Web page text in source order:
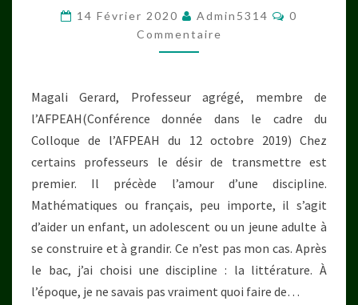
DE
LA
AU
PLAISIR
14 Février 2020 Admin5314
0
Commentaire
Magali Gerard, Professeur agrégé, membre de
l’AFPEAH(Conférence donnée dans le cadre du
Colloque de l’AFPEAH du 12 octobre 2019) Chez
certains professeurs le désir de transmettre est
premier. Il précède l’amour d’une discipline.
Mathématiques ou français, peu importe, il s’agit
d’aider un enfant, un adolescent ou un jeune adulte à
se construire et à grandir. Ce n’est pas mon cas. Après
le bac, j’ai choisi une discipline : la littérature. À
l’époque, je ne savais pas vraiment quoi faire de…